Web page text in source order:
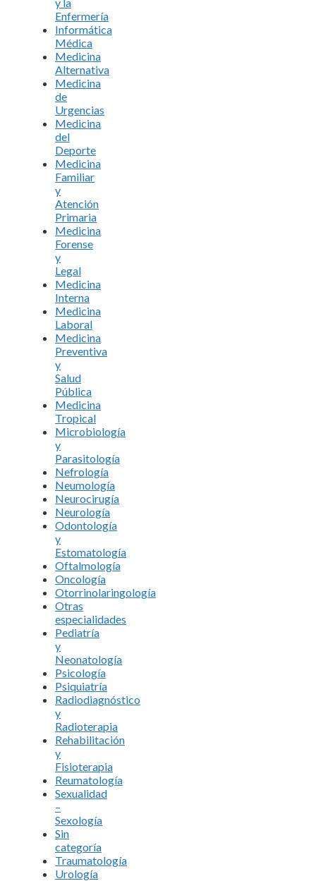
Enfermería
Informática
Médica
Medicina
Alternativa
Medicina
de
Urgencias
Medicina
del
Deporte
Medicina
Familiar
y
Atención
Primaria
Medicina
Forense
y
Legal
Medicina
Interna
Medicina
Laboral
Medicina
Preventiva
y
Salud
Pública
Medicina
Tropical
Microbiología
y
Parasitología
Nefrología
Neumología
Neurocirugía
Neurología
Odontología
y
Estomatología
Oftalmología
Oncología
Otorrinolaringología
Otras
especialidades
Pediatría
y
Neonatología
Psicología
Psiquiatría
Radiodiagnóstico
y
Radioterapia
Rehabilitación
y
Fisioterapia
Reumatología
Sexualidad
–
Sexología
Sin
categoría
Traumatología
Urología